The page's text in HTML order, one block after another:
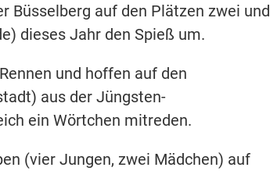
Büsselberg auf den Plätzen zwei und
dieses Jahr den Spieß um.
und hoffen auf den
aus der Jüngsten-
ein Wörtchen mitreden.
(vier Jungen, zwei Mädchen) auf